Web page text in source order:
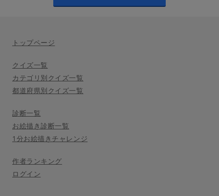
トップページ
クイズ一覧
カテゴリ別クイズ一覧
都道府県別クイズ一覧
診断一覧
お絵描き診断一覧
1分お絵描きチャレンジ
作者ランキング
ログイン